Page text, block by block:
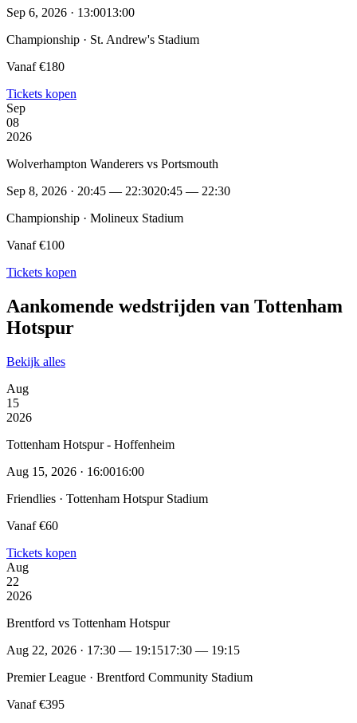
Sep 6, 2026 · 13:0013:00
Championship · St. Andrew's Stadium
Vanaf €180
Tickets kopen
Sep
08
2026
Wolverhampton Wanderers vs Portsmouth
Sep 8, 2026 · 20:45 — 22:3020:45 — 22:30
Championship · Molineux Stadium
Vanaf €100
Tickets kopen
Aankomende wedstrijden van Tottenham
Hotspur
Bekijk alles
Aug
15
2026
Tottenham Hotspur - Hoffenheim
Aug 15, 2026 · 16:0016:00
Friendlies · Tottenham Hotspur Stadium
Vanaf €60
Tickets kopen
Aug
22
2026
Brentford vs Tottenham Hotspur
Aug 22, 2026 · 17:30 — 19:1517:30 — 19:15
Premier League · Brentford Community Stadium
Vanaf €395